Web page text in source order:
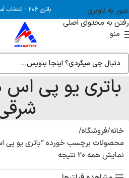
عبور به ناوبری
رفتن به محتوای اصلی
باتری 206 - انتخاب
منو
باتری یو پی اس
خانه فروشگاه
محصولات برچسب خورده “باتری یو پی
نمایش همه 20 نتیجه